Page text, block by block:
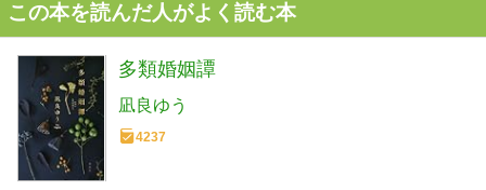
この本を読んだ人がよく読む本
多類婚姻譚
凪良ゆう
4237